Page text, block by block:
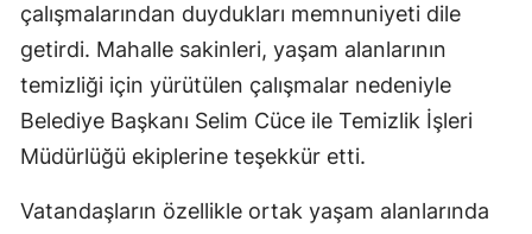
çalışmalarından duydukları memnuniyeti dile
getirdi. Mahalle sakinleri, yaşam alanlarının
temizliği için yürütülen çalışmalar nedeniyle
Belediye Başkanı Selim Cüce ile Temizlik İşleri
Müdürlüğü ekiplerine teşekkür etti.
Vatandaşların özellikle ortak yaşam alanlarında